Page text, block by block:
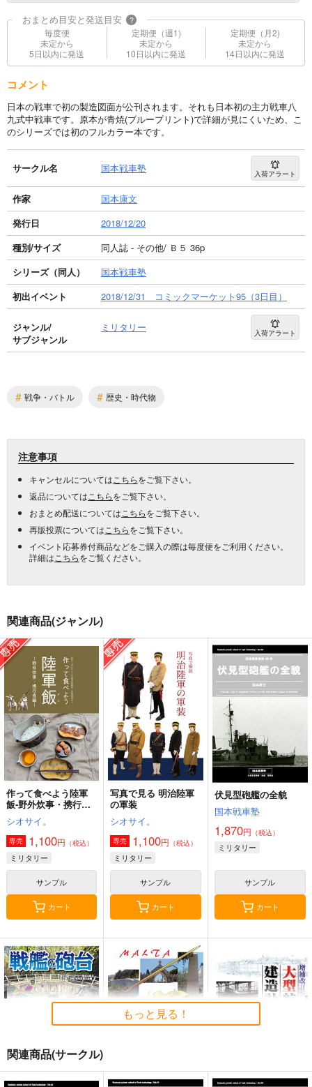
おまとめ目安と発送目安 ?
毎度便
未定から
5日以内に発送
定期便（週1)
未定から
10日以内に発送
定期便（月2)
未定から
14日以内に発送
コメント
日本の戦車で初の製造図面が公刊されます。それも日本初の主力戦車八
九式中戦車です。原本が青焼(ブループリント)で詳細が見にくいため、こ
のシリーズでは初のフルカラー本です。
サークル名 国本戦車塾 入荷アラート
作家
国本康文
発行日
2018/12/20
種別/サイズ
同人誌 - その他/ Ｂ５ 36p
シリーズ（同人）
国本戦車塾
初出イベント
2018/12/31 コミックマーケット95（3日目）
ジャンル/
サブジャンル
ミリタリー 入荷アラート
# 戦争・バトル # 歴史・時代物
注意事項
キャンセルについては こちらをご覧下さい。
返品については こちらをご覧下さい。
おまとめ配送については こちらをご覧下さい。
再販投票については こちらをご覧下さい。
イベント応募券付商品などをご購入の際は毎度便をご利用ください。
詳細は こちらをご覧ください。
関連商品(ジャンル)
作って食べよう陸軍
飯-野外炊事・携行食
編-
シオサイ。
専売 1,100円 （税込）
ミリタリー
サンプル
カート
写真で見る 明治陸軍
の軍装
シオサイ。
専売 1,100円 （税込）
ミリタリー
サンプル
カート
伏見型砲艦の全貌
国本戦車塾
1,870円 （税込）
ミリタリー
サンプル
カート
もっと見る！
関連商品(サークル)